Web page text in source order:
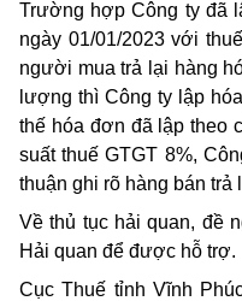
Trường hợp Công ty đã
ngày 01/01/2023 với
người mua trả lại hàng
lượng thì Công ty lập
thế hóa đơn đã lập theo
suất thuế GTGT 8%,
thuận ghi rõ hàng bán trả
Về thủ tục hải quan, đề
Hải quan để được hỗ trợ.
Cục Thuế tỉnh Vĩnh